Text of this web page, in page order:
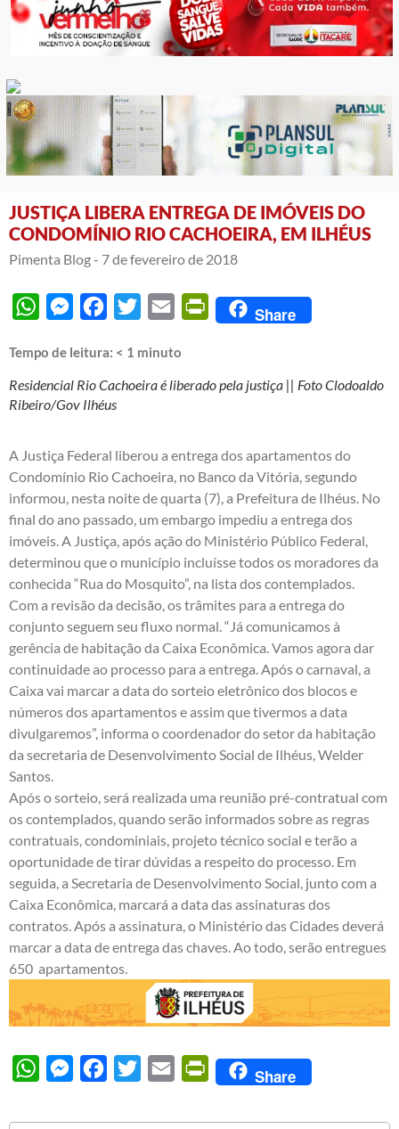
JUSTIÇA LIBERA ENTREGA DE IMÓVEIS DO
CONDOMÍNIO RIO CACHOEIRA, EM ILHÉUS
Pimenta Blog - 7 de fevereiro de 2018
WhatsAppMessengerFacebook
Twitter Email PrintFriendly
Share
Tempo de leitura: < 1 minuto
Residencial Rio Cachoeira é liberado pela justiça || Foto Clodoaldo
Ribeiro/Gov Ilhéus
A Justiça Federal liberou a entrega dos apartamentos do
Condomínio Rio Cachoeira, no Banco da Vitória, segundo
informou, nesta noite de quarta (7), a Prefeitura de Ilhéus. No
final do ano passado, um embargo impediu a entrega dos
imóveis. A Justiça, após ação do Ministério Público Federal,
determinou que o município incluísse todos os moradores da
conhecida “Rua do Mosquito”, na lista dos contemplados.
Com a revisão da decisão, os trâmites para a entrega do
conjunto seguem seu fluxo normal. “Já comunicamos à
gerência de habitação da Caixa Econômica. Vamos agora dar
continuidade ao processo para a entrega. Após o carnaval, a
Caixa vai marcar a data do sorteio eletrônico dos blocos e
números dos apartamentos e assim que tivermos a data
divulgaremos”, informa o coordenador do setor da habitação
da secretaria de Desenvolvimento Social de Ilhéus, Welder
Santos.
Após o sorteio, será realizada uma reunião pré-contratual com
os contemplados, quando serão informados sobre as regras
contratuais, condominiais, projeto técnico social e terão a
oportunidade de tirar dúvidas a respeito do processo. Em
seguida, a Secretaria de Desenvolvimento Social, junto com a
Caixa Econômica, marcará a data das assinaturas dos
contratos. Após a assinatura, o Ministério das Cidades deverá
marcar a data de entrega das chaves. Ao todo, serão entregues
650 apartamentos.
WhatsAppMessengerFacebook
Twitter Email PrintFriendly
Share